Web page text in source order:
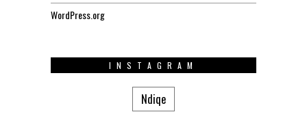
WordPress.org
INSTAGRAM
Ndiqe